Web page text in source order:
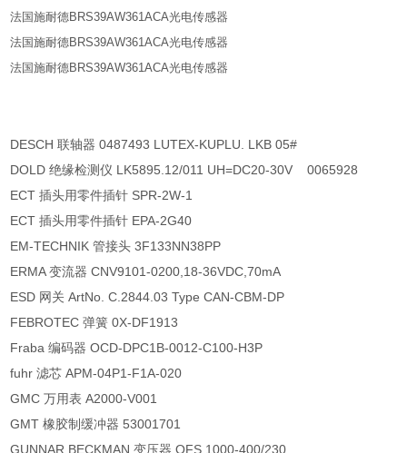
法国施耐德BRS39AW361ACA光电传感器
法国施耐德BRS39AW361ACA光电传感器
法国施耐德BRS39AW361ACA光电传感器
DESCH 联轴器 0487493 LUTEX-KUPLU. LKB 05#
DOLD 绝缘检测仪 LK5895.12/011 UH=DC20-30V 0065928
ECT 插头用零件插针 SPR-2W-1
ECT 插头用零件插针 EPA-2G40
EM-TECHNIK 管接头 3F133NN38PP
ERMA 变流器 CNV9101-0200,18-36VDC,70mA
ESD 网关 ArtNo. C.2844.03 Type CAN-CBM-DP
FEBROTEC 弹簧 0X-DF1913
Fraba 编码器 OCD-DPC1B-0012-C100-H3P
fuhr 滤芯 APM-04P1-F1A-020
GMC 万用表 A2000-V001
GMT 橡胶制缓冲器 53001701
GUNNAR BECKMAN 变压器 OFS 1000-400/230